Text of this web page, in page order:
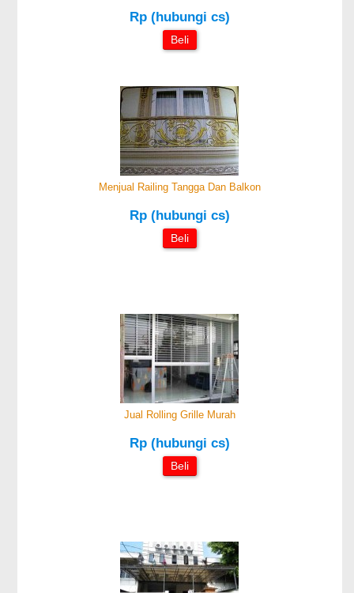
Rp (hubungi cs)
Beli
Menjual Railing Tangga Dan Balkon
Rp (hubungi cs)
Beli
Jual Rolling Grille Murah
Rp (hubungi cs)
Beli